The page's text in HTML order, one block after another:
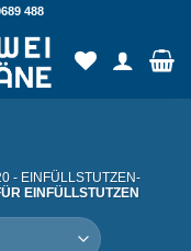
488
- EINFÜLLSTUTZEN-
EINFÜLLSTUTZEN